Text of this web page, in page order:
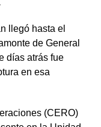
llegó hasta el
de General
días atrás fue
en esa
(CERO)